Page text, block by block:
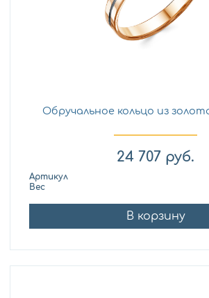
Обручальное кольцо из
24 707 руб.
Артикул
Вес
В корзину